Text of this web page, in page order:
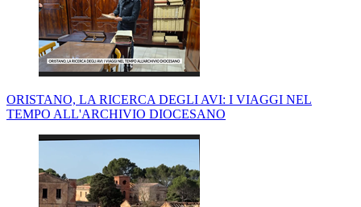
ORISTANO, LA RICERCA DEGLI AVI: I VIAGGI NEL
TEMPO ALL'ARCHIVIO DIOCESANO